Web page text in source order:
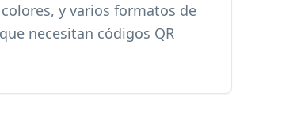
y varios formatos de
necesitan códigos QR